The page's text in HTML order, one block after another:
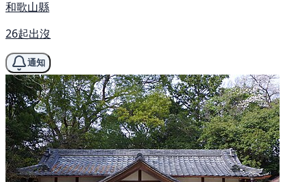
和歌山縣
26起出沒
通知